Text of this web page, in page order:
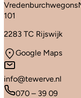
Vredenburchweg
101
2283 TC Rijswijk
Google Maps
info@tewerve.nl
070 – 39 09
ons